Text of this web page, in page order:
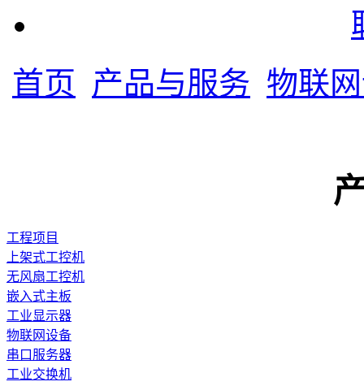
首页 产品与服务 物联
工程项目
上架式工控机
无风扇工控机
嵌入式主板
工业显示器
物联网设备
串口服务器
工业交换机